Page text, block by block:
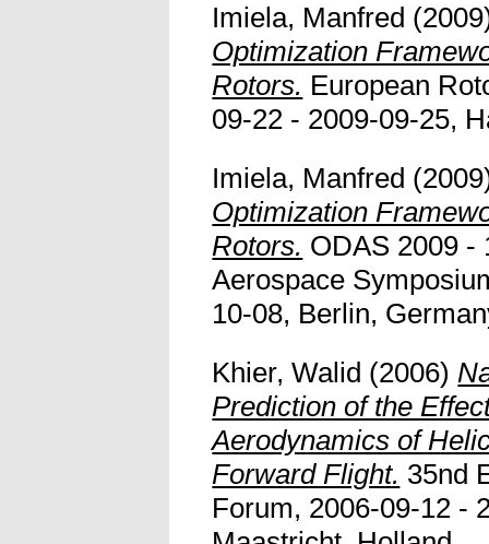
Imiela, Manfred
Optimization
Rotors. European
09-22 - 2009-09-25,
Imiela, Manfred
Optimization
Rotors. ODAS 2009 -
Aerospace
10-08, Berlin,
Khier, Walid (2006)
Prediction of the
Aerodynamics of
Forward Flight. 35nd
Forum, 2006-09-12 -